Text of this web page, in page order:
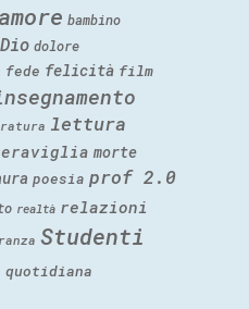
amore bambino
Dio dolore
fede felicità film
lettura
morte
poesia prof 2.0
realtà relazioni
Studenti